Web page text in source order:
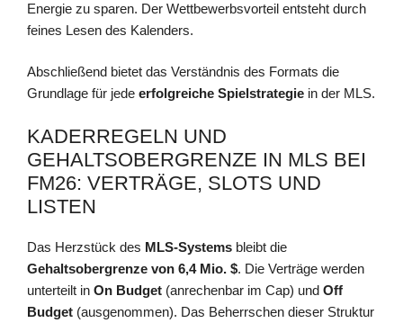
Energie zu sparen. Der Wettbewerbsvorteil entsteht durch
feines Lesen des Kalenders.
Abschließend bietet das Verständnis des Formats die
Grundlage für jede erfolgreiche Spielstrategie in der MLS.
KADERREGELN UND
GEHALTSOBERGRENZE IN MLS BEI
FM26: VERTRÄGE, SLOTS UND
LISTEN
Das Herzstück des MLS-Systems bleibt die
Gehaltsobergrenze von 6,4 Mio. $. Die Verträge werden
unterteilt in On Budget (anrechenbar im Cap) und Off
Budget (ausgenommen). Das Beherrschen dieser Struktur